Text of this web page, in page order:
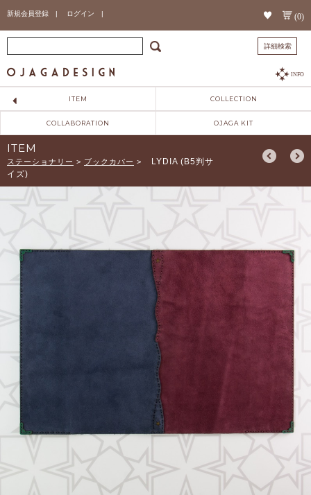
新規会員登録 | ログイン | (0)
詳細検索
INFO
ITEM COLLECTION
COLLABORATION OJAGA KIT
ITEM
ステーショナリー > ブックカバー >
LYDIA (B5判サ
イズ)